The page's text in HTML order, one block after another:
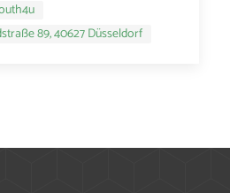
89, 40627 Düsseldorf